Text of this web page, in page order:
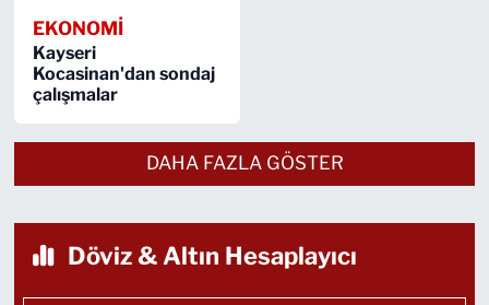
EKONOMİ
Kayseri
Kocasinan'dan sondaj
çalışmalar
DAHA FAZLA GÖSTER
Döviz & Altın Hesaplayıcı